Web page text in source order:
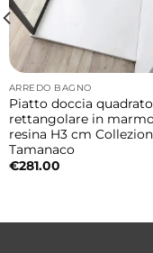
ARREDO BAGNO
Piatto doccia
rettangolare in
resina H3 cm
Tamanaco
€281.00